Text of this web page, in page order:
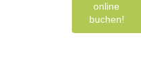
online
buchen!